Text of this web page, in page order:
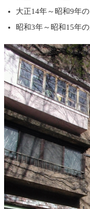
大正14年～昭和9年
昭和3年～昭和15年